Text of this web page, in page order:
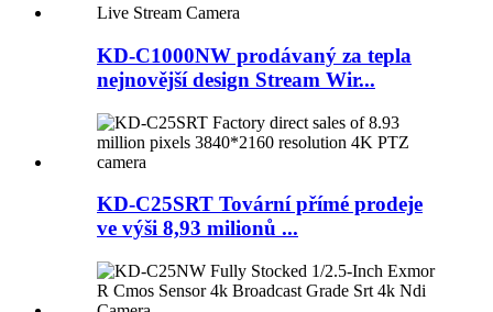
KD-C1000NW prodávaný za tepla
nejnovější design Stream Wir...
KD-C25SRT Tovární přímé prodeje
ve výši 8,93 milionů ...